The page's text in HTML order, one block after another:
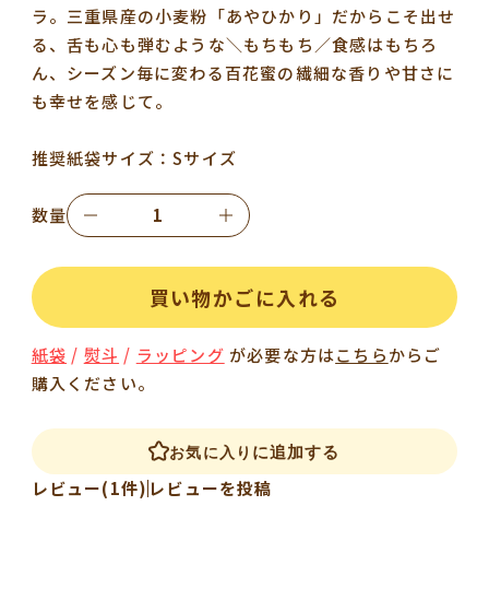
ラ。三重県産の小麦粉「あやひかり」だからこそ出せ
る、舌も心も弾むような＼もちもち／食感はもちろ
ん、シーズン毎に変わる百花蜜の繊細な香りや甘さに
も幸せを感じて。
推奨紙袋サイズ：Sサイズ
数量
買い物かごに入れる
紙袋 / 熨斗 / ラッピング が必要な方はこちらからご
購入ください。
お気に入り に追加する
レビュー(1件)レビューを投稿